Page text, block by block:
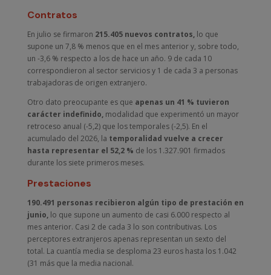
Contratos
En julio se firmaron 215.405 nuevos contratos,lo que
supone un 7,8 % menos que en el mes anterior y, sobre todo,
un -3,6 % respecto a los de hace un año. 9 de cada 10
correspondieron al sector servicios y 1 de cada 3 a personas
trabajadoras de origen extranjero.
Otro dato preocupante es que apenas un 41 % tuvieron
carácter indefinido,modalidad que experimentó un mayor
retroceso anual (-5,2) que los temporales (-2,5). En el
acumulado del 2026, la temporalidad vuelve a crecer
hasta representar el 52,2 % de los 1.327.901 firmados
durante los siete primeros meses.
Prestaciones
190.491 personas recibieron algún tipo de prestación en
junio,lo que supone un aumento de casi 6.000 respecto al
mes anterior. Casi 2 de cada 3 lo son contributivas. Los
perceptores extranjeros apenas representan un sexto del
total. La cuantía media se desploma 23 euros hasta los 1.042
(31 más que la media nacional.